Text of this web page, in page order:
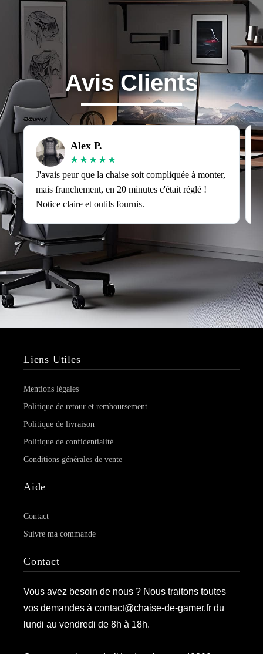
Avis Clients
Alex P.
★ ★ ★ ★ ★
J'avais peur que la chaise soit compliquée à monter,
mais franchement, en 20 minutes c'était réglé !
Notice claire et outils fournis.
Liens Utiles
Mentions légales
Politique de retour et remboursement
Politique de livraison
Politique de confidentialité
Conditions générales de vente
Aide
Contact
Suivre ma commande
Contact
Vous avez besoin de nous ? Nous traitons toutes
vos demandes à contact@chaise-de-gamer.fr du
lundi au vendredi de 8h à 18h.